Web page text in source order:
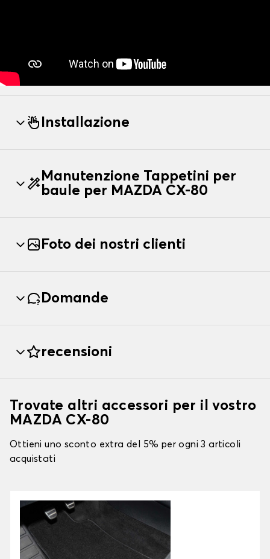
Installazione
Manutenzione Tappetini per
baule per MAZDA CX-80
Foto dei nostri clienti
Domande
recensioni
Trovate altri accessori per il vostro
MAZDA CX-80
Ottieni uno sconto extra del 5% per ogni 3 articoli
acquistati